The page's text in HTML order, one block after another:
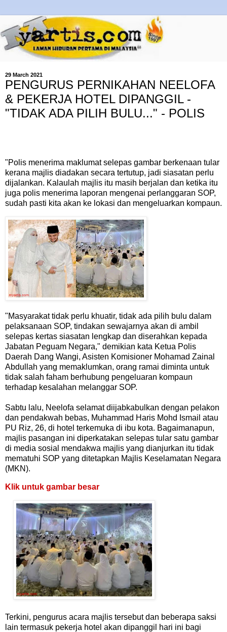
29 March 2021
PENGURUS PERNIKAHAN NEELOFA
& PEKERJA HOTEL DIPANGGIL -
"TIDAK ADA PILIH BULU..." - POLIS
"Polis menerima maklumat selepas gambar berkenaan tular
kerana majlis diadakan secara tertutup, jadi siasatan perlu
dijalankan. Kalaulah majlis itu masih berjalan dan ketika itu
juga polis menerima laporan mengenai perlanggaran SOP,
sudah pasti kita akan ke lokasi dan mengeluarkan kompaun.
"Masyarakat tidak perlu khuatir, tidak ada pilih bulu dalam
pelaksanaan SOP, tindakan sewajarnya akan di ambil
selepas kertas siasatan lengkap dan diserahkan kepada
Jabatan Peguam Negara," demikian kata Ketua Polis
Daerah Dang Wangi, Asisten Komisioner Mohamad Zainal
Abdullah yang memaklumkan, orang ramai diminta untuk
tidak salah faham berhubung pengeluaran kompaun
terhadap kesalahan melanggar SOP.
Sabtu lalu, Neelofa selamat diijabkabulkan dengan pelakon
dan pendakwah bebas, Muhammad Haris Mohd Ismail atau
PU Riz, 26, di hotel terkemuka di ibu kota. Bagaimanapun,
majlis pasangan ini diperkatakan selepas tular satu gambar
di media sosial mendakwa majlis yang dianjurkan itu tidak
mematuhi SOP yang ditetapkan Majlis Keselamatan Negara
(MKN).
Klik untuk gambar besar
Terkini, pengurus acara majlis tersebut dan beberapa saksi
lain termasuk pekerja hotel akan dipanggil hari ini bagi